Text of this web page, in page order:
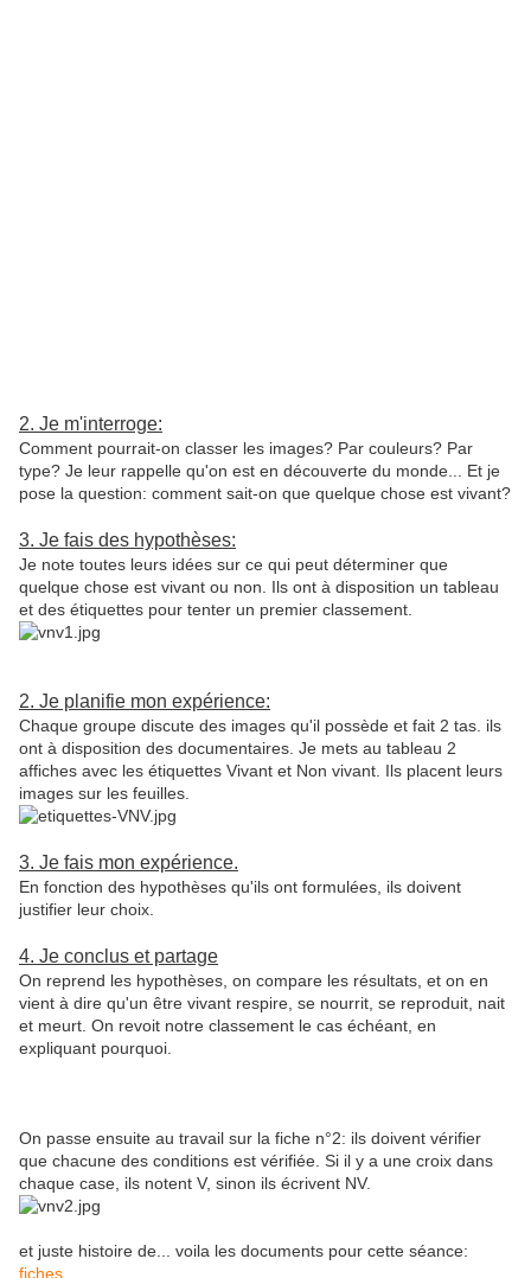
2. Je m'interroge:
Comment pourrait-on classer les images? Par couleurs? Par
type? Je leur rappelle qu'on est en découverte du monde... Et je
pose la question: comment sait-on que quelque chose est vivant?
3. Je fais des hypothèses:
Je note toutes leurs idées sur ce qui peut déterminer que
quelque chose est vivant ou non. Ils ont à disposition un tableau
et des étiquettes pour tenter un premier classement.
2. Je planifie mon expérience:
Chaque groupe discute des images qu'il possède et fait 2 tas. ils
ont à disposition des documentaires. Je mets au tableau 2
affiches avec les étiquettes Vivant et Non vivant. Ils placent leurs
images sur les feuilles.
3. Je fais mon expérience.
En fonction des hypothèses qu'ils ont formulées, ils doivent
justifier leur choix.
4. Je conclus et partage
On reprend les hypothèses, on compare les résultats, et on en
vient à dire qu'un être vivant respire, se nourrit, se reproduit, nait
et meurt. On revoit notre classement le cas échéant, en
expliquant pourquoi.
On passe ensuite au travail sur la fiche n°2: ils doivent vérifier
que chacune des conditions est vérifiée. Si il y a une croix dans
chaque case, ils notent V, sinon ils écrivent NV.
et juste histoire de... voila les documents pour cette séance:
fiches